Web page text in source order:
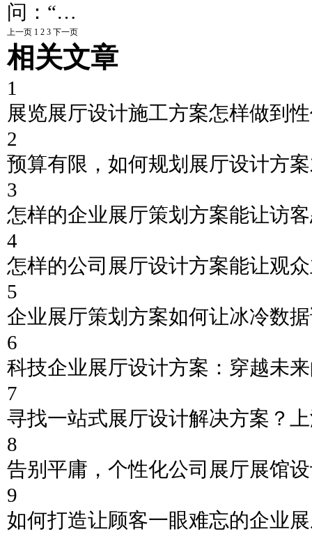
问：“…
上一页 1 2 3 下一页
相关文章
1
展览展厅设计施工方案怎样做到
2
预算有限，如何规划展厅设计方
3
怎样的企业展厅策划方案能让访
4
怎样的公司展厅设计方案能让观
5
企业展厅策划方案如何让冰冷数
6
科技企业展厅设计方案：穿越未
7
寻找一站式展厅设计解决方案？
8
告别平庸，个性化公司展厅展馆
9
如何打造让顾客一眼难忘的企业